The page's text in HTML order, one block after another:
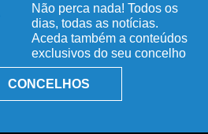
Não perca nada! Todos os
dias, todas as notícias.
Aceda também a conteúdos
exclusivos do seu concelho
CONCELHOS